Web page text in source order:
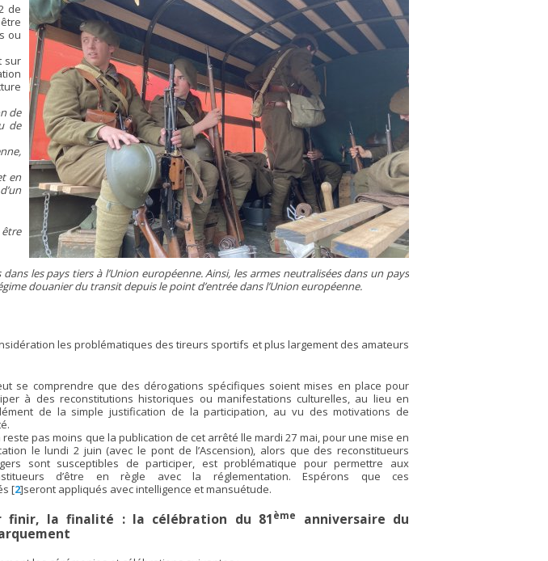
de
ou
sur
de
de
en
les pays tiers à l’Union européenne. Ainsi, les armes neutralisées dans un pays
douanier du transit depuis le point d’entrée dans l’Union européenne.
les problématiques des tireurs sportifs et plus largement des amateurs
se comprendre que des dérogations spécifiques soient mises en place pour
à des reconstitutions historiques ou manifestations culturelles, au lieu en
de la simple justification de la participation, au vu des motivations de
reste pas moins que la publication de cet arrêté lle mardi 27 mai, pour une mise en
le lundi 2 juin (avec le pont de l’Ascension), alors que des reconstitueurs
sont susceptibles de participer, est problématique pour permettre aux
d’être en règle avec la réglementation. Espérons que ces
[2]seront appliqués avec intelligence et mansuétude.
finir, la finalité : la célébration du 81ème
anniversaire du